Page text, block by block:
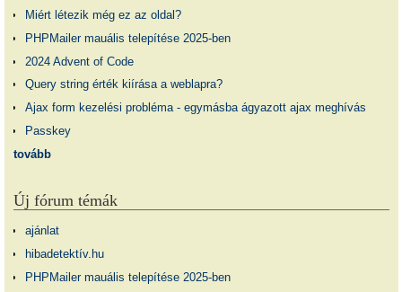
Miért létezik még ez az oldal?
PHPMailer mauális telepítése 2025-ben
2024 Advent of Code
Query string érték kiírása a weblapra?
Ajax form kezelési probléma - egymásba ágyazott ajax meghívás
Passkey
tovább
Új fórum témák
ajánlat
hibadetektív.hu
PHPMailer mauális telepítése 2025-ben